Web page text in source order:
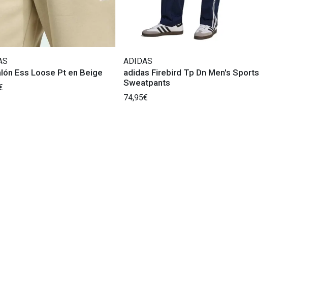
Ess Loose Pt en Beige
ADIDAS
adidas Firebird Tp Dn Men's Sports
Sweatpants
74,95€